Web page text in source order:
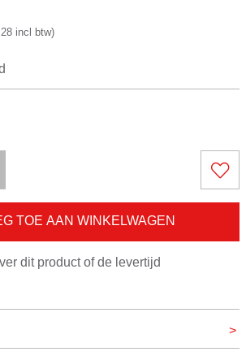
incl btw)
TOE AAN WINKELWAGEN
dit product of de levertijd